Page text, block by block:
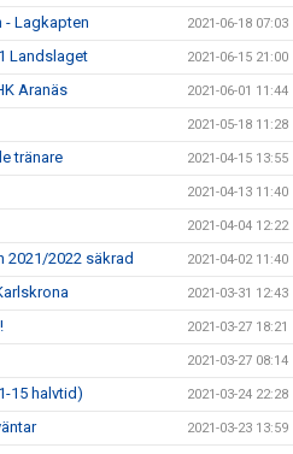
- Lagkapten 2021-06-18 07:03
Landslaget 2021-06-15 21:00
Aranäs 2021-06-01 11:44
2021-05-18 11:28
tränare 2021-04-15 13:55
2021-04-13 11:40
2021-04-04 12:22
2021/2022 säkrad 2021-04-02 11:40
2021-03-31 12:43
2021-03-27 18:21
2021-03-27 08:14
15 halvtid) 2021-03-24 22:28
2021-03-23 13:59